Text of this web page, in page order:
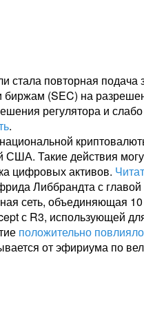
повторная подача
(SEC) на
регулятора и
.
Такие действия
цифровых активов.
Либбрандта с
сеть, объединяющая
с R3, использующей
положительно повлияло
от эфириума по